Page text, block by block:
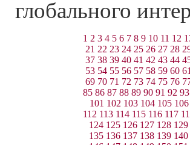
глобального
1 2 3 4 5 6 7 8 9 10 11 12
21 22 23 24 25 26 27 28
37 38 39 40 41 42 43 44
53 54 55 56 57 58 59 60 61
69 70 71 72 73 74 75 76
85 86 87 88 89 90 91 92 93
101 102 103 104 105 106
112 113 114 115 116 117
124 125 126 127 128 129
135 136 137 138 139 140